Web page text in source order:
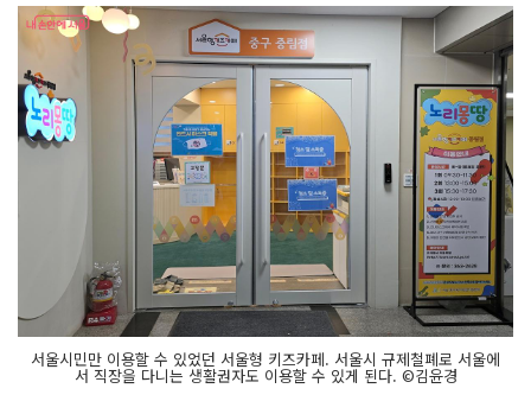
하
기
하
기
서울시민만 이용할 수 있었던 서울형 키즈카페. 서울시 규제철폐로 서울에
서 직장을 다니는 생활권자도 이용할 수 있게 된다. ©김윤경